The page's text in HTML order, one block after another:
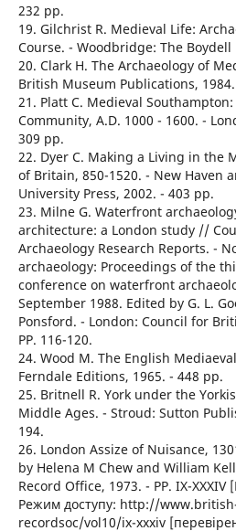
232 pp.
19. Gilchrist R. Medieval Life:
Course. - Woodbridge: The Boydell
20. Clark H. The Archaeology of
British Museum Publications,
21. Platt C. Medieval
Community, A.D. 1000 - 1600. -
309 pp.
22. Dyer C. Making a Living in the
of Britain, 850-1520. - New Haven
University Press, 2002. - 403 pp.
23. Milne G. Waterfront
architecture: a London study //
Archaeology Research Reports. -
archaeology: Proceedings of the
conference on waterfront
September 1988. Edited by G. L.
Ponsford. - London: Council for
PP. 116-120.
24. Wood M. The English
Ferndale Editions, 1965. - 448 pp.
25. Britnell R. York under the
Middle Ages. - Stroud: Sutton
194.
26. London Assize of Nuisance,
by Helena M Chew and William
Record Office, 1973. - PP. IX-
Режим доступу: http://
recordsoc/vol10/ix-xxxiv